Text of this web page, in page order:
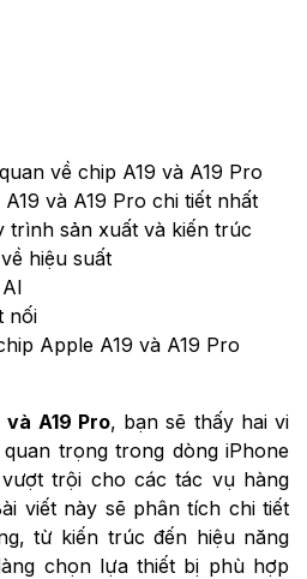
về chip A19 và A19 Pro
và A19 Pro chi tiết nhất
trình sản xuất và kiến trúc
hiệu suất
nối
Apple A19 và A19 Pro
và A19 Pro, bạn sẽ thấy hai vi
trọng trong dòng iPhone
trội cho các tác vụ hàng
viết này sẽ phân tích chi tiết
từ kiến trúc đến hiệu năng
chọn lựa thiết bị phù hợp